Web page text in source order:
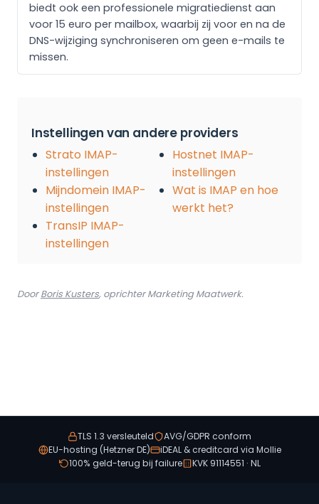
biedt ook een professionele migratiedienst aan
voor 15 euro per mailbox, waarbij zij voor en na de
DNS-wijziging synchroniseren om geen e-mails te
missen.
Instellingen van andere providers
Strato IMAP-
instellingen
Mijndomein IMAP-
instellingen
TransIP IMAP-
instellingen
Hostnet IMAP-
instellingen
Wat is IMAP en hoe
werkt het?
DoorBoris Kusters, oprichter Marketing Maatwerk.
TLS 1.3 versleuteld
AVG/GDPR conform
EU-hosting (Hetzner DE)
iDEAL & creditcard via Mollie
100% geld-terug bij failure
KVK 91114551 · NL